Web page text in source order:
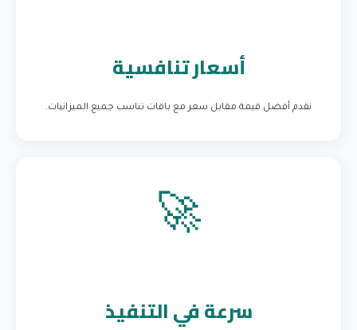
أسعار تنافسية
نقدم أفضل قيمة مقابل سعر مع باقات تناسب جميع الميزانيات.
🚀
سرعة في التنفيذ